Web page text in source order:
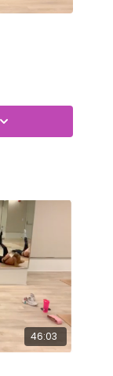
46:03